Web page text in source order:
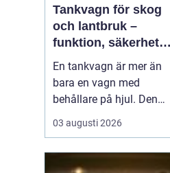
Tankvagn för skog
och lantbruk –
funktion, säkerhet
och smarta val
En tankvagn är mer än
bara en vagn med
behållare på hjul. Den
blir snabbt en
nyckelresurs i vardagen
skog, lantbruk och
03 augusti 2026